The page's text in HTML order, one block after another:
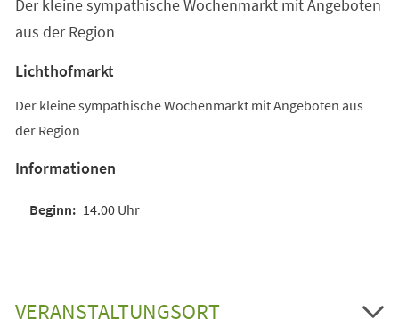
Der kleine sympathische Wochenmarkt mit Angeboten
aus der Region
Lichthofmarkt
Der kleine sympathische Wochenmarkt mit Angeboten aus
der Region
Informationen
14.00 Uhr
VERANSTALTUNGSORT